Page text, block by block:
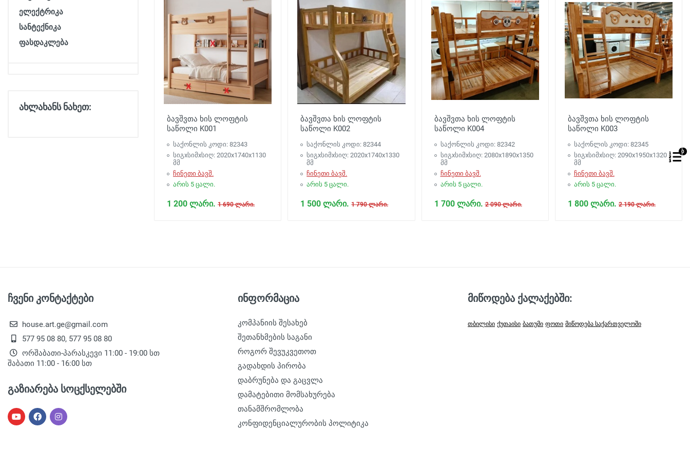
ელექტრიკა
სანტექნიკა
ფასდაკლება
ახლახანს ნახეთ:
ბავშვთა ხის ლოფტის
საწოლი K001
საქონლის კოდი: 82343
სიგxსიმxსიღ: 2020х1740х1130
მმ
ჩინეთი ბავშ.
არის 5 ცალი.
1 200 ლარი. 1 690 ლარი.
ბავშვთა ხის ლოფტის
საწოლი K002
საქონლის კოდი: 82344
სიგxსიმxსიღ: 2020х1740х1330
მმ
ჩინეთი ბავშ.
არის 5 ცალი.
1 500 ლარი. 1 790 ლარი.
ბავშვთა ხის ლოფტის
საწოლი K004
საქონლის კოდი: 82342
სიგxსიმxსიღ: 2080х1890х1350
მმ
ჩინეთი ბავშ.
არის 5 ცალი.
1 700 ლარი. 2 090 ლარი.
ბავშვთა ხის ლოფტის
საწოლი K003
საქონლის კოდი: 82345
სიგxსიმxსიღ: 2090х1950х1320
მმ
ჩინეთი ბავშ.
არის 5 ცალი.
1 800 ლარი. 2 190 ლარი.
ჩვენი კონტაქტები
house.art.ge@gmail.com
577 95 08 80, 577 95 08 80
ორშაბათი-პარასკევი 11:00 - 19:00 სთ
შაბათი 11:00 - 16:00 სთ
გაზიარება სოცქსელებში
ინფორმაცია
კომპანიის შესახებ
შეთანხმების საგანი
როგორ შევუკვეთოთ
გადახდის პირობა
დაბრუნება და გაცვლა
დამატებითი მომსახურება
თანამშრომლობა
კონფიდენციალურობის პოლიტიკა
მიწოდება ქალაქებში:
თბილისი ქუთაისი ბათუმი ფოთი მიწოდება საქართველოში
0